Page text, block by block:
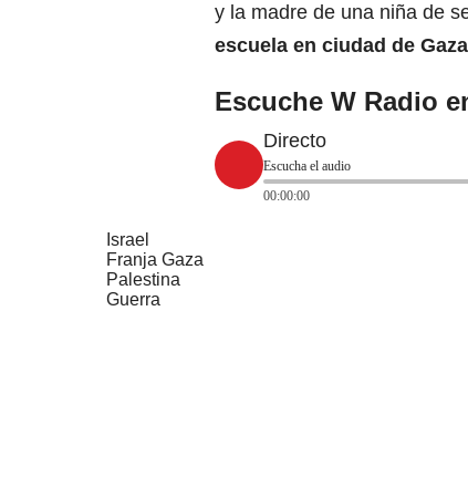
y la madre de una niña de
escuela en ciudad de
Escuche W Radio
Directo
Escucha el audio
00:00:00
Israel
Franja Gaza
Palestina
Guerra